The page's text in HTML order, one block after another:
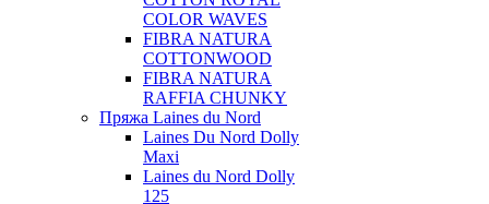
COLOR WAVES
FIBRA NATURA
COTTONWOOD
FIBRA NATURA
RAFFIA CHUNKY
Пряжа Laines du Nord
Laines Du Nord Dolly
Maxi
Laines du Nord Dolly
125